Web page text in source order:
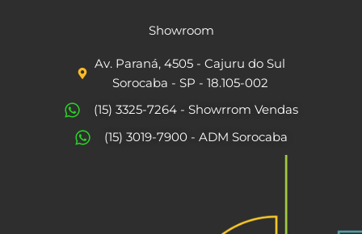
c
e
b
o
o
t
a
g
r
Showroom
Av. Paraná, 4505 - Cajuru do Sul
Sorocaba - SP - 18.105-002
(15) 3325-7264 - Showrrom Vendas
(15) 3019-7900 - ADM Sorocaba